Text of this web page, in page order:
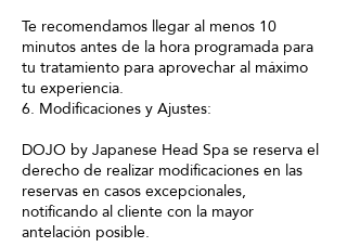
Te recomendamos llegar al menos 10
minutos antes de la hora programada para
tu tratamiento para aprovechar al máximo
tu experiencia.
6. Modificaciones y Ajustes:
DOJO by Japanese Head Spa se reserva el
derecho de realizar modificaciones en las
reservas en casos excepcionales,
notificando al cliente con la mayor
antelación posible.